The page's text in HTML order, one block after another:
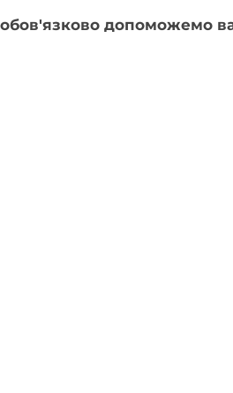
обов'язково допоможемо